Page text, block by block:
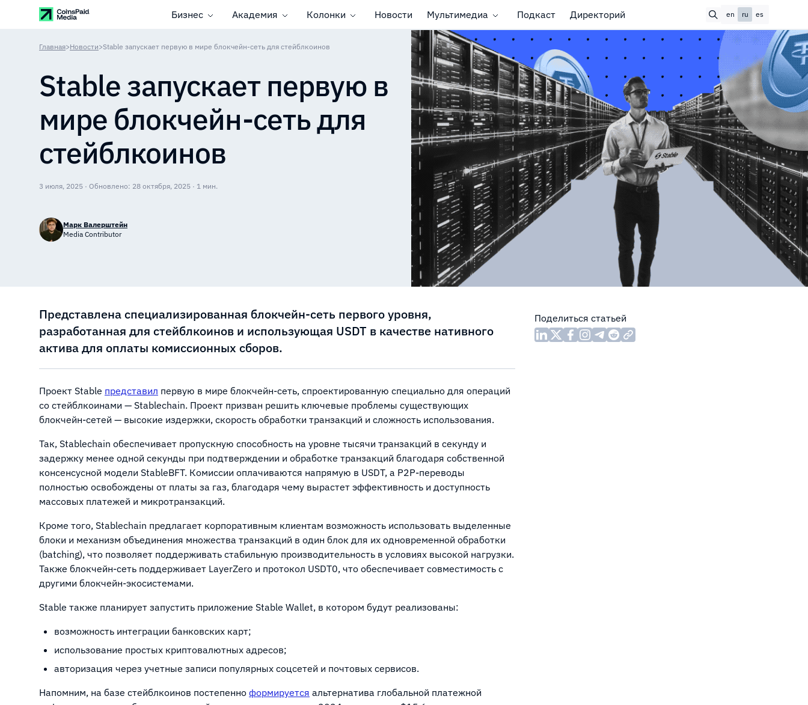
Бизнес Академия Колонки Новости Мультимедиа Подкаст Директорий en ru es
Главная>Новости>Stable запускает первую в мире блокчейн-сеть для стейблкоинов
Stable запускает первую в
мире блокчейн-сеть для
стейблкоинов
3 июля, 2025 · Обновлено: 28 октября, 2025 · 1 мин.
Марк Валерштейн
Media Contributor
Представлена специализированная блокчейн-сеть первого уровня,
разработанная для стейблкоинов и использующая USDT в качестве нативного
актива для оплаты комиссионных сборов.
Проект Stable представил первую в мире блокчейн-сеть, спроектированную специально для операций
со стейблкоинами — Stablechain. Проект призван решить ключевые проблемы существующих
блокчейн-сетей — высокие издержки, скорость обработки транзакций и сложность использования.
Так, Stablechain обеспечивает пропускную способность на уровне тысячи транзакций в секунду и
задержку менее одной секунды при подтверждении и обработке транзакций благодаря собственной
консенсусной модели StableBFT. Комиссии оплачиваются напрямую в USDT, а P2P-переводы
полностью освобождены от платы за газ, благодаря чему вырастет эффективность и доступность
массовых платежей и микротранзакций.
Кроме того, Stablechain предлагает корпоративным клиентам возможность использовать выделенные
блоки и механизм объединения множества транзакций в один блок для их одновременной обработки
(batching), что позволяет поддерживать стабильную производительность в условиях высокой нагрузки.
Также блокчейн-сеть поддерживает LayerZero и протокол USDT0, что обеспечивает совместимость с
другими блокчейн-экосистемами.
Stable также планирует запустить приложение Stable Wallet, в котором будут реализованы:
возможность интеграции банковских карт;
использование простых криптовалютных адресов;
авторизация через учетные записи популярных соцсетей и почтовых сервисов.
Напомним, на базе стейблкоинов постепенно формируется альтернатива глобальной платежной
Поделиться статьей